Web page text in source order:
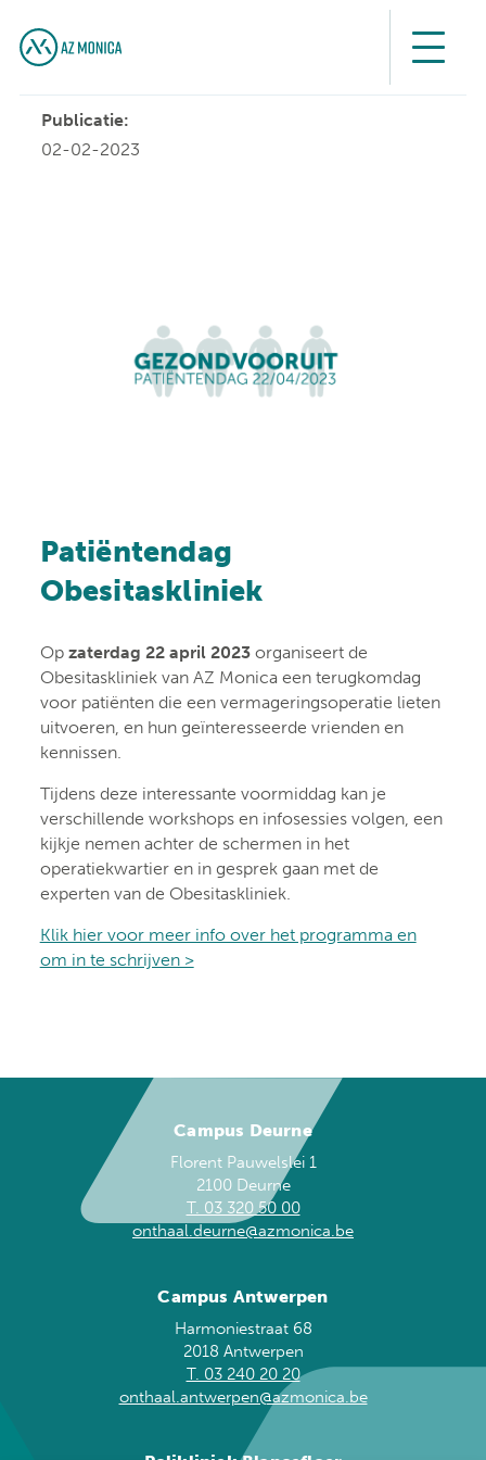
Patiëntendag
Obesitaskliniek
Op zaterdag 22 april 2023organiseert de
Obesitaskliniek van AZ Monica een terugkomdag
voor patiënten die een vermageringsoperatie lieten
uitvoeren, en hun geïnteresseerde vrienden en
kennissen.
Tijdens deze interessante voormiddag kan je
verschillende workshops en infosessies volgen, een
kijkje nemen achter de schermen in het
operatiekwartier en in gesprek gaan met de
experten van de Obesitaskliniek.
Klik hier voor meer info over het programma en
om in te schrijven >
Publicatie:
02-02-2023
Campus Deurne
Florent Pauwelslei 1
2100 Deurne
T. 03 320 50 00
onthaal.deurne@azmonica.be
Campus Antwerpen
Harmoniestraat 68
2018 Antwerpen
T. 03 240 20 20
onthaal.antwerpen@azmonica.be